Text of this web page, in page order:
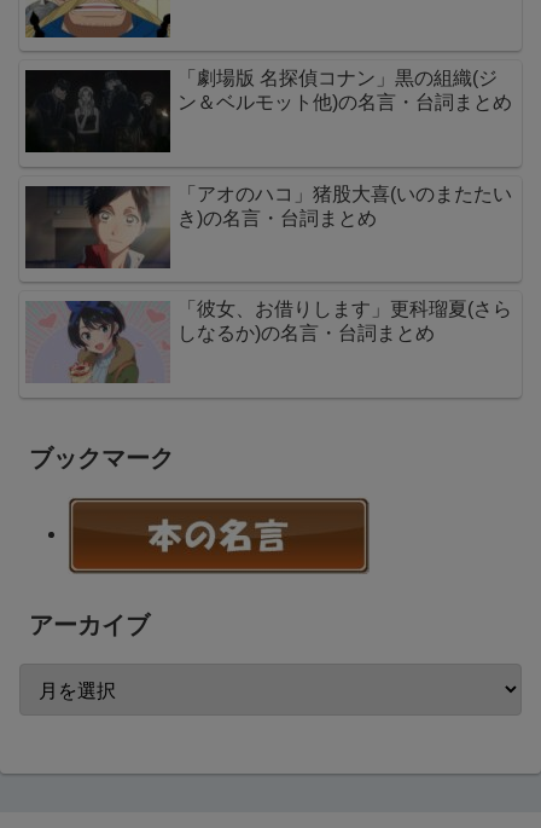
「劇場版 名探偵コナン」黒の組織(ジ
ン＆ベルモット他)の名言・台詞まとめ
「アオのハコ」猪股大喜(いのまたたい
き)の名言・台詞まとめ
「彼女、お借りします」更科瑠夏(さら
しなるか)の名言・台詞まとめ
ブックマーク
アーカイブ